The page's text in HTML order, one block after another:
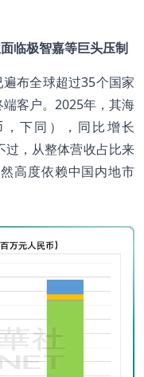
临极智嘉等巨头压制
布全球超过35个国家
客户。2025年，其海
下同），同比增长
过，从整体营收占比来
高度依赖中国内地市